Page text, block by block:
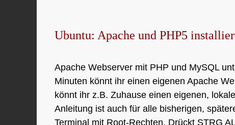
Ubuntu: Apache und PHP5
Apache Webserver mit PHP und MySQL
Minuten könnt ihr einen eigenen Apache
könnt ihr z.B. Zuhause einen eigenen,
Anleitung ist auch für alle bisherigen,
Terminal mit Root-Rechten. Drückt STRG